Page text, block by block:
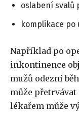
oslabení svalů
komplikace po
Například po
inkontinence
mužů odezní
může přetrvávat
lékařem může